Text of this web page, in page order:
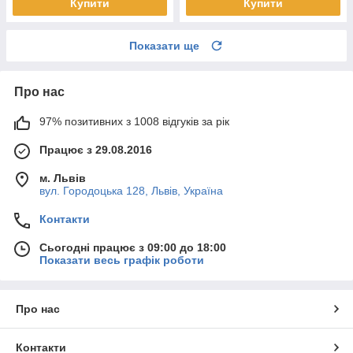
Купити Купити
Показати ще
Про нас
97% позитивних з 1008 відгуків за рік
Працює з 29.08.2016
м. Львів
вул. Городоцька 128, Львів, Україна
Контакти
Сьогодні працює з 09:00 до 18:00
Показати весь графік роботи
Про нас
Контакти